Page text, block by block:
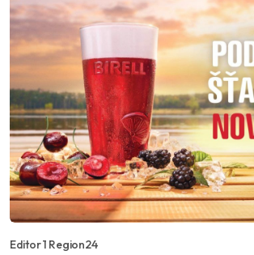
Editor 1 Region24